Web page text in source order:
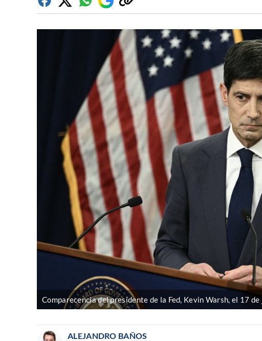
Facebook
TwitterWhatsapp
Google
Discover
Copiar
enlace
Comparecencia del presidente de la Fed, Kevin Warsh, el 17
ALEJANDRO BAÑOS